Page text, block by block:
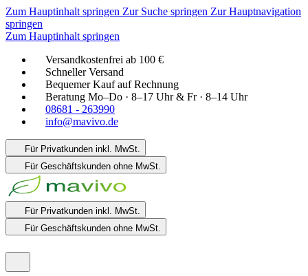
Zum Hauptinhalt springen Zur Suche springen Zur Hauptnavigation
springen
Zum Hauptinhalt springen
Versandkostenfrei ab 100 €
Schneller Versand
Bequemer Kauf auf Rechnung
Beratung Mo–Do · 8–17 Uhr & Fr · 8–14 Uhr
08681 - 263990
info@mavivo.de
Für Privatkunden inkl. MwSt.
Für Geschäftskunden ohne MwSt.
Für Privatkunden inkl. MwSt.
Für Geschäftskunden ohne MwSt.